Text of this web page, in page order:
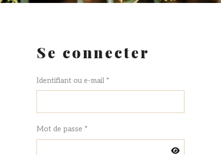
Se connecter
Identifiant ou e-mail *
Mot de passe *